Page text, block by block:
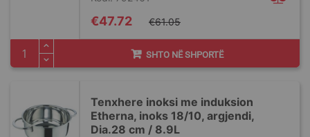
Special
Price
€47.72 €61.05
SHTO NË SHPORTË
Tenxhere inoksi me induksion
Etherna, inoks 18/10, argjendi,
Dia.28 cm / 8.9L